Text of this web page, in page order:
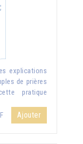
explications
de prières
pratique
Ajouter